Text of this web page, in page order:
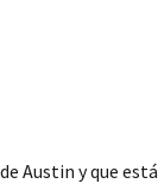
Austin y que